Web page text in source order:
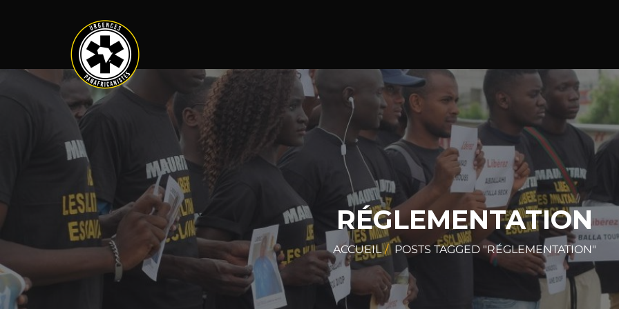
RÉGLEMENTATION
ACCUEIL POSTS TAGGED "RÉGLEMENTATION"